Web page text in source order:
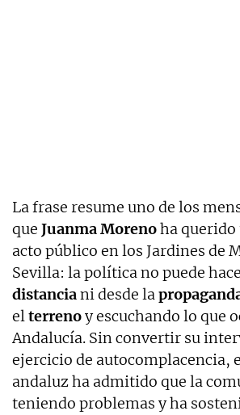
La frase resume uno de los
que Juanma Morenoha querido
acto público en los Jardines de
Sevilla: la política no puede
distanciani desde la
elterrenoy escuchando lo que
Andalucía. Sin convertir su
ejercicio de autocomplacencia,
andaluz ha admitido que la
teniendo problemas y ha